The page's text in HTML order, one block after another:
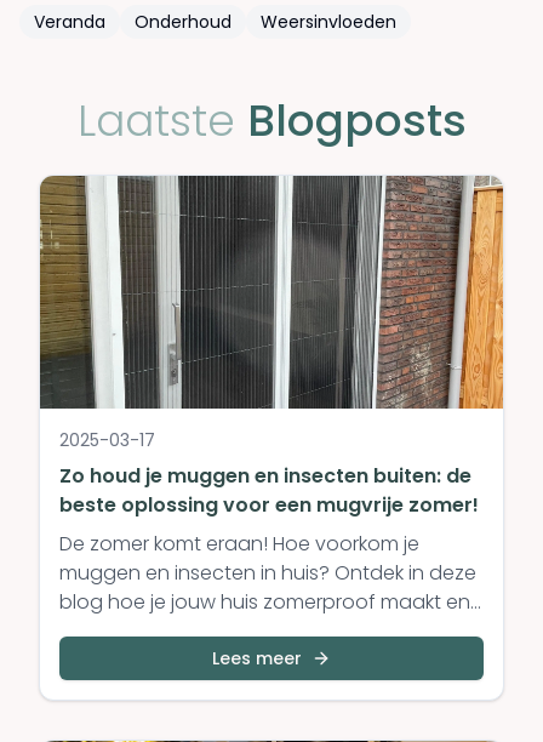
Veranda Onderhoud Weersinvloeden
Laatste Blogposts
2025-03-17
Zo houd je muggen en insecten buiten: de
beste oplossing voor een mugvrije zomer!
De zomer komt eraan! Hoe voorkom je
muggen en insecten in huis? Ontdek in deze
blog hoe je jouw huis zomerproof maakt en
insecten buiten de deur houdt terwijl je toch
van frisse lucht kunt genieten.
Lees meer